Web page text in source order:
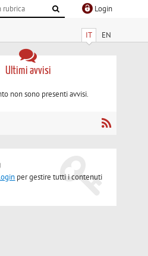
Login
IT EN
Ultimi avvisi
non sono presenti avvisi.
per gestire tutti i contenuti